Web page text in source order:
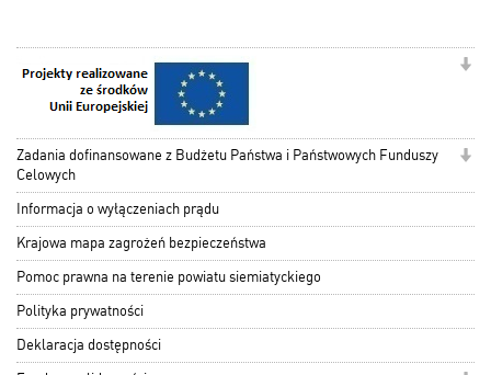
Zadania dofinansowane z Budżetu Państwa i Państwowych Funduszy
Celowych
Informacja o wyłączeniach prądu
Krajowa mapa zagrożeń bezpieczeństwa
Pomoc prawna na terenie powiatu siemiatyckiego
Polityka prywatności
Deklaracja dostępności